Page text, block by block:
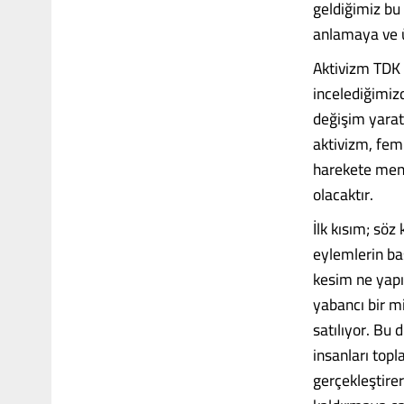
geldiğimiz
anlamaya ve
Aktivizm
değişim
aktivizm,
harekete
olacaktır.
İlk kısım;
eylemlerin
kesim ne
yabancı bir
satılıyor.
insanları